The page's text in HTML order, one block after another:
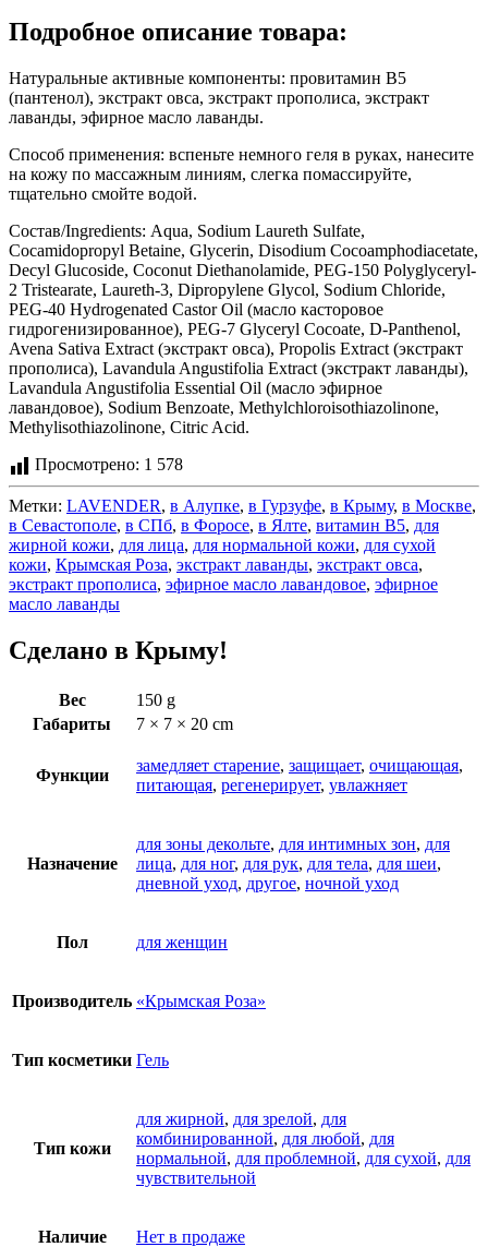
Подробное описание товара:
Натуральные активные компоненты: провитамин В5
(пантенол), экстракт овса, экстракт прополиса, экстракт
лаванды, эфирное масло лаванды.
Способ применения: вспеньте немного геля в руках, нанесите
на кожу по массажным линиям, слегка помассируйте,
тщательно смойте водой.
Состав/Ingredients: Aqua, Sodium Laureth Sulfate,
Cocamidopropyl Betaine, Glycerin, Disodium Cocoamphodiacetate,
Decyl Glucoside, Coconut Diethanolamide, PEG-150 Polyglyceryl-
2 Tristearate, Laureth-3, Dipropylene Glycol, Sodium Chloride,
PEG-40 Hydrogenated Castor Oil (масло касторовое
гидрогенизированное), PEG-7 Glyceryl Cocoate, D-Panthenol,
Avena Sativa Extract (экстракт овса), Propolis Extract (экстракт
прополиса), Lavandula Angustifolia Extract (экстракт лаванды),
Lavandula Angustifolia Essential Oil (масло эфирное
лавандовое), Sodium Benzoate, Methylchloroisothiazolinone,
Methylisothiazolinone, Citric Acid.
Просмотрено: 1 578
Метки: LAVENDER, в Алупке, в Гурзуфе, в Крыму, в Москве,
в Севастополе, в СПб, в Форосе, в Ялте, витамин В5, для
жирной кожи, для лица, для нормальной кожи, для сухой
кожи, Крымская Роза, экстракт лаванды, экстракт овса,
экстракт прополиса, эфирное масло лавандовое, эфирное
масло лаванды
Сделано в Крыму!
Вес
150 g
Габариты
7 × 7 × 20 cm
Функции
замедляет старение, защищает, очищающая,
питающая, регенерирует, увлажняет
Назначение
для зоны декольте, для интимных зон, для
лица, для ног, для рук, для тела, для шеи,
дневной уход, другое, ночной уход
Пол для женщин
Производитель «Крымская Роза»
Тип косметики Гель
Тип кожи
для жирной, для зрелой, для
комбинированной, для любой, для
нормальной, для проблемной, для сухой, для
чувствительной
Наличие Нет в продаже